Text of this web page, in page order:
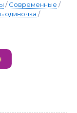
/Современные /
одиночка /